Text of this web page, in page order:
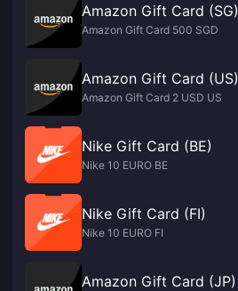
Amazon Gift Card (SG)
Amazon Gift Card 500 SGD
Amazon Gift Card (US)
Amazon Gift Card 2 USD US
Nike Gift Card (BE)
Nike 10 EURO BE
Nike Gift Card (FI)
Nike 10 EURO FI
Amazon Gift Card (JP)